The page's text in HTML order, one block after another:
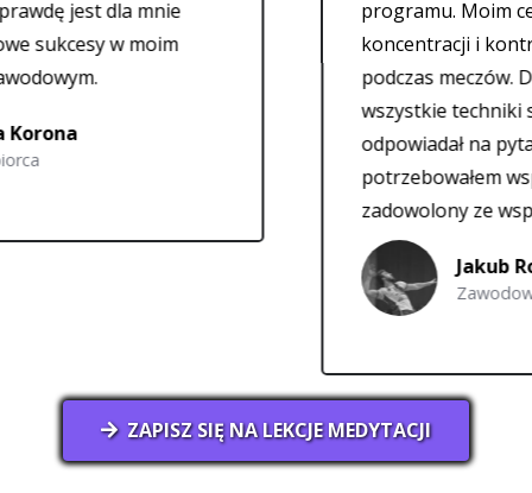
dla mnie
w moim
programu. Moim celem było
koncentracji i kontroli
podczas meczów. Daniel
wszystkie techniki
odpowiadał na pytania, kiedy
potrzebowałem wsparcia.
zadowolony ze współpracy.
Jakub Rohnka
Zawodowy Siatkarz
ZAPISZ SIĘ NA LEKCJE MEDYTACJI